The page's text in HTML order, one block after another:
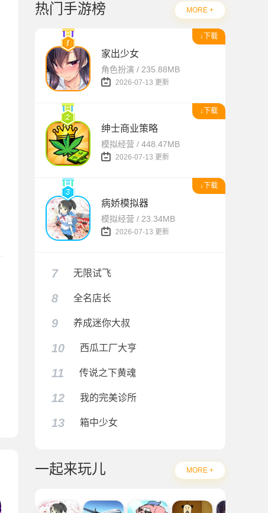
热门手游榜 MORE +
↓下载
家出少女
角色扮演 / 235.88MB
2026-07-13 更新
↓下载
绅士商业策略
模拟经营 / 448.47MB
2026-07-13 更新
↓下载
病娇模拟器
模拟经营 / 23.34MB
2026-07-13 更新
7 无限试飞
8 全名店长
9 养成迷你大叔
10 西瓜工厂大亨
11 传说之下黄魂
12 我的完美诊所
13 箱中少女
一起来玩儿 MORE +